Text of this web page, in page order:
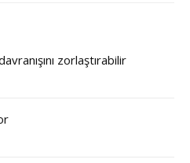
zorlaştırabilir